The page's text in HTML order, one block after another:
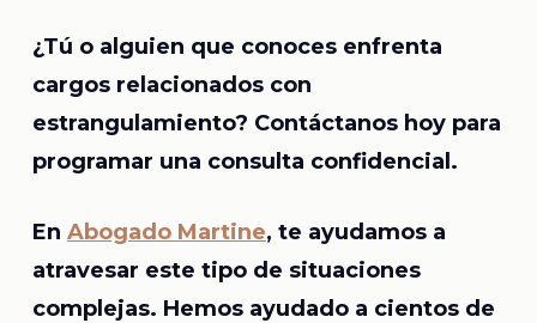
¿Tú o alguien que conoces enfrenta
cargos relacionados con
estrangulamiento? Contáctanos hoy para
programar una consulta confidencial.
En Abogado Martine, te ayudamos a
atravesar este tipo de situaciones
complejas. Hemos ayudado a cientos de